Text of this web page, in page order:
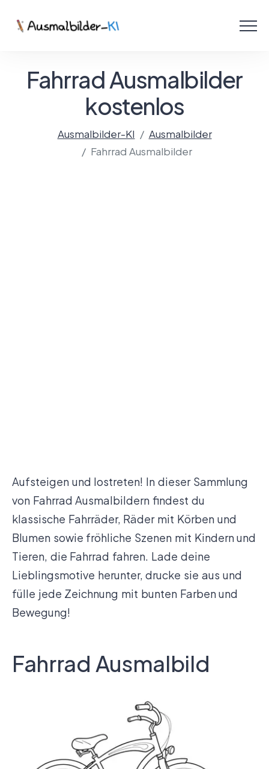
Fahrrad Ausmalbilder
kostenlos
Ausmalbilder-KI
Ausmalbilder
Fahrrad Ausmalbilder
Aufsteigen und lostreten! In dieser Sammlung
von Fahrrad Ausmalbildern findest du
klassische Fahrräder, Räder mit Körben und
Blumen sowie fröhliche Szenen mit Kindern und
Tieren, die Fahrrad fahren. Lade deine
Lieblingsmotive herunter, drucke sie aus und
fülle jede Zeichnung mit bunten Farben und
Bewegung!
Fahrrad Ausmalbild